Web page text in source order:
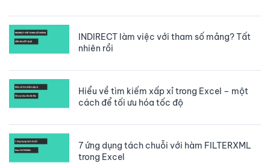
INDIRECT làm việc với tham số mảng? Tất
nhiên rồi
Hiểu về tìm kiếm xấp xỉ trong Excel – một
cách để tối ưu hóa tốc độ
7 ứng dụng tách chuỗi với hàm FILTERXML
trong Excel